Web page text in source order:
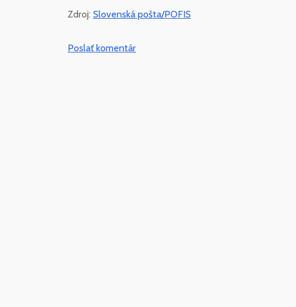
Zdroj: Slovenská pošta/POFIS
Poslať komentár